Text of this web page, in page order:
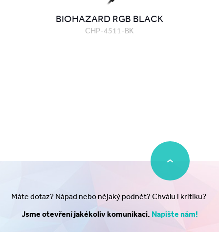
BIOHAZARD RGB BLACK
CHP-4511-BK
Máte dotaz? Nápad nebo nějaký podnět? Chválu i kritiku?
Jsme otevření jakékoliv komunikaci. Napište nám!